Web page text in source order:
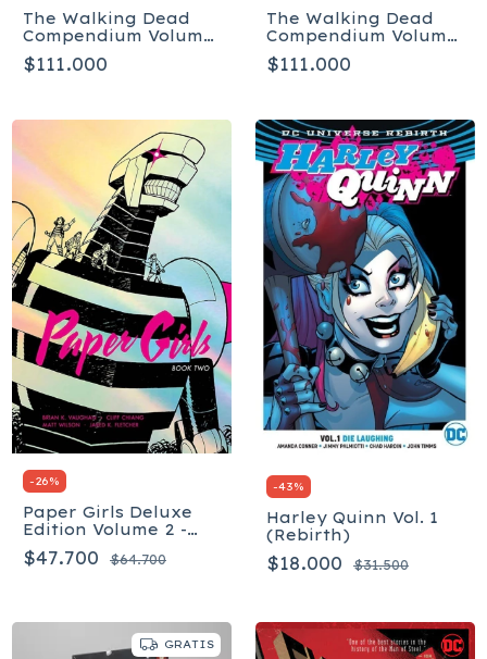
The Walking Dead
Compendium Volume
4 - Tapa Blanda
$111.000
The Walking Dead
Compendium Volume
2 - Tapa blanda
$111.000
-26%
Paper Girls Deluxe
Edition Volume 2 -
Tapa dura
$47.700 $64.700
-43%
Harley Quinn Vol. 1
(Rebirth)
$18.000 $31.500
GRATIS